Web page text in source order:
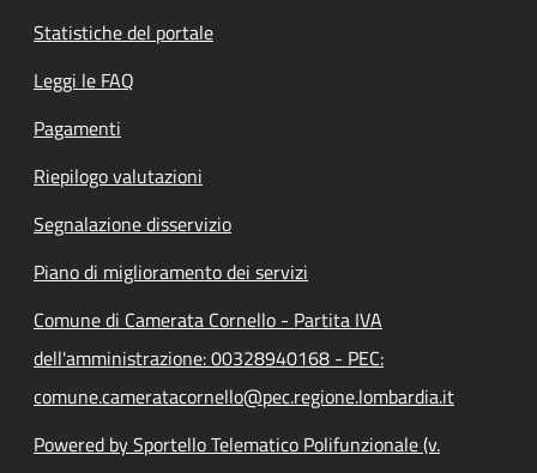
Statistiche del portale
Leggi le FAQ
Pagamenti
Riepilogo valutazioni
Segnalazione disservizio
Piano di miglioramento dei servizi
Comune di Camerata Cornello - Partita IVA
dell'amministrazione: 00328940168 - PEC:
comune.cameratacornello@pec.regione.lombardia.it
Powered by Sportello Telematico Polifunzionale (v.